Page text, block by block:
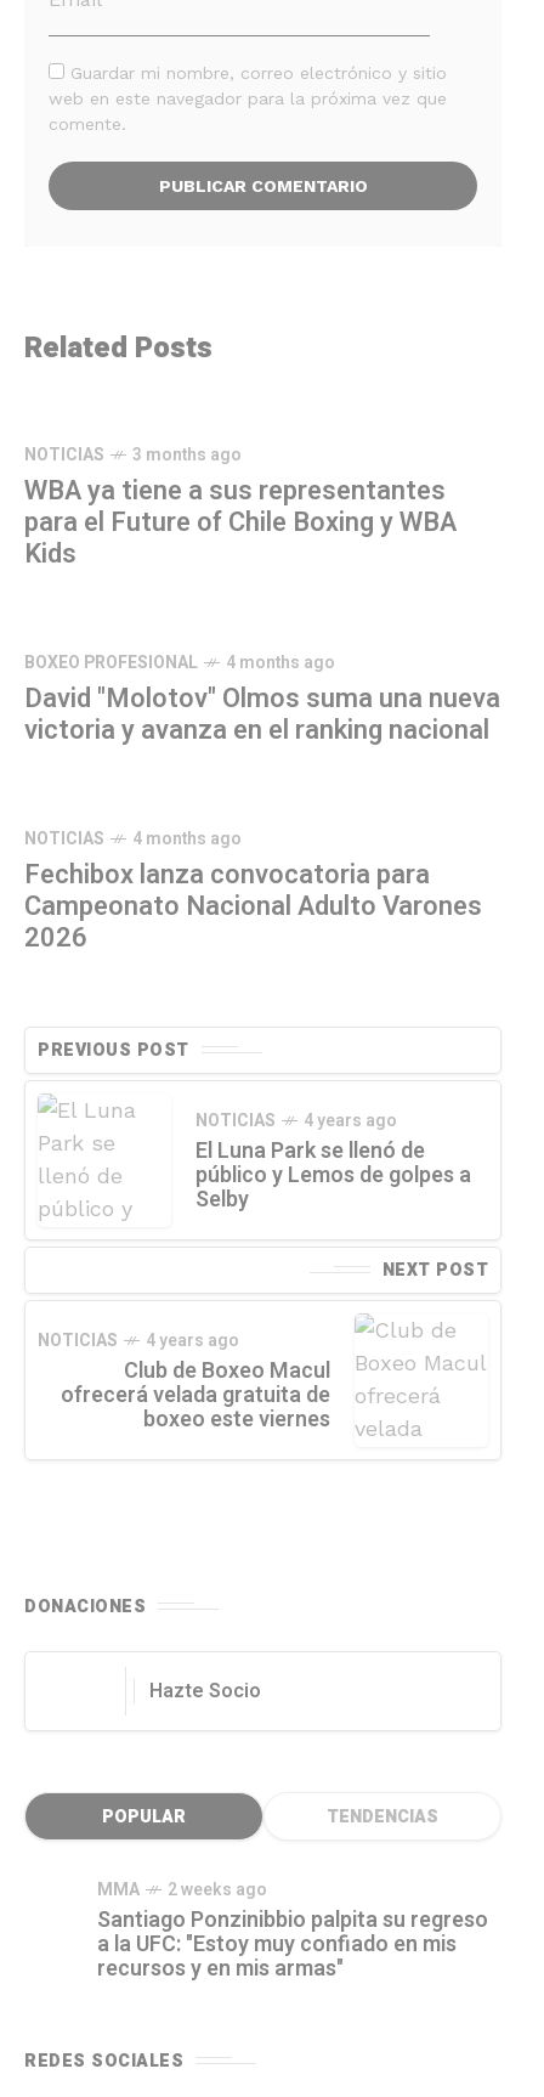
Guardar mi nombre, correo electrónico y sitio
web en este navegador para la próxima vez que
comente.
Related Posts
NOTICIAS 3 months ago
WBA ya tiene a sus representantes
para el Future of Chile Boxing y WBA
Kids
BOXEO PROFESIONAL 4 months ago
David "Molotov" Olmos suma una nueva
victoria y avanza en el ranking nacional
NOTICIAS 4 months ago
Fechibox lanza convocatoria para
Campeonato Nacional Adulto Varones
2026
PREVIOUS POST
NOTICIAS 4 years ago
El Luna Park se llenó de
público y Lemos de golpes a
Selby
NEXT POST
NOTICIAS 4 years ago
Club de Boxeo Macul
ofrecerá velada gratuita de
boxeo este viernes
DONACIONES
Hazte Socio
POPULAR TENDENCIAS
MMA 2 weeks ago
Santiago Ponzinibbio palpita su regreso
a la UFC: "Estoy muy confiado en mis
recursos y en mis armas"
REDES SOCIALES